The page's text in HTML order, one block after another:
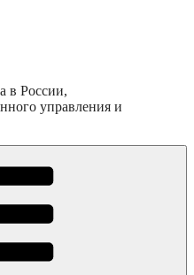
в России,
управления и